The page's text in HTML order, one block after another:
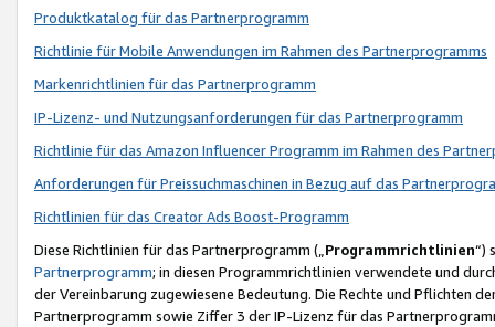
Produktkatalog für das Partnerprogramm
Richtlinie für Mobile Anwendungen im Rahmen des Partnerprogramms
Markenrichtlinien für das Partnerprogramm
IP-Lizenz- und Nutzungsanforderungen für das Partnerprogramm
Richtlinie für das Amazon Influencer Programm im Rahmen des
Anforderungen für Preissuchmaschinen in Bezug auf das
Richtlinien für das Creator Ads Boost-Programm
Diese Richtlinien für das Partnerprogramm („Programmrichtlinien“)
Partnerprogramm; in diesen Programmrichtlinien verwendete und
der Vereinbarung zugewiesene Bedeutung. Die Rechte und Pflichten
Partnerprogramm sowie Ziffer 3 der IP-Lizenz für das